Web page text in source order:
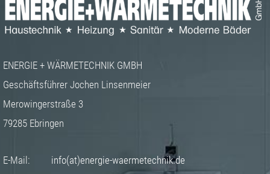
ENERGIE + WÄRMETECHNIK GMBH
Geschäftsführer Jochen Linsenmeier
Merowingerstraße 3
79285 Ebringen
E-Mail:
info(at)energie-waermetechnik.de